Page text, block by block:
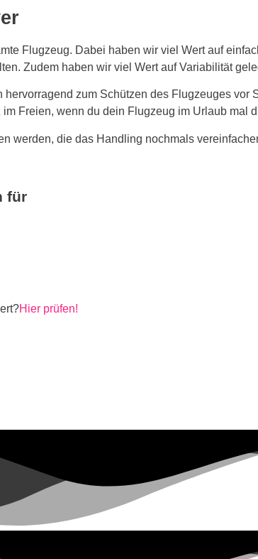
Flugzeug. Dabei haben wir viel Wert auf
Zudem haben wir viel Wert auf Variabilität
hervorragend zum Schützen des Flugzeuges vor
Freien, wenn du dein Flugzeug im Urlaub mal
werden, die das Handling nochmals
für
Hier prüfen!